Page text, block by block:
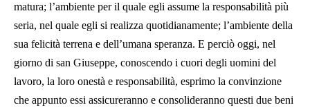
matura; l’ambiente per il quale egli assume la responsabilità più
seria, nel quale egli si realizza quotidianamente; l’ambiente della
sua felicità terrena e dell’umana speranza. E perciò oggi, nel
giorno di san Giuseppe, conoscendo i cuori degli uomini del
lavoro, la loro onestà e responsabilità, esprimo la convinzione
che appunto essi assicureranno e consolideranno questi due beni